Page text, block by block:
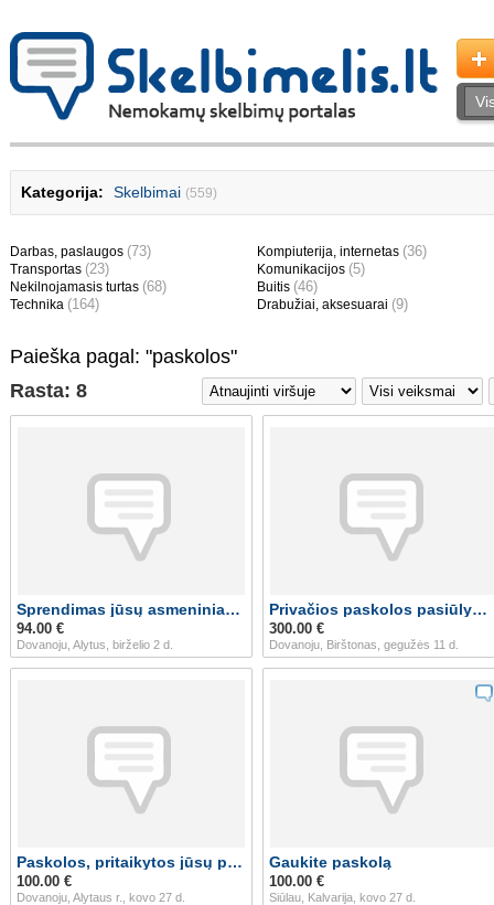
Kategorija: Skelbimai (559)
Darbas, paslaugos (73)
Transportas (23)
Nekilnojamasis turtas (68)
Technika (164)
Kompiuterija, internetas (36)
Komunikacijos (5)
Buitis (46)
Drabužiai, aksesuarai (9)
Paieška pagal: "paskolos"
Rasta: 8
Sprendimas jūsų asmeniniams ir verslo projektams
94.00 €
Dovanoju, Alytus, birželio 2 d.
Privačios paskolos pasiūlymas
300.00 €
Dovanoju, Birštonas, gegužės 11 d.
Paskolos, pritaikytos jūsų poreikiams
100.00 €
Dovanoju, Alytaus r., kovo 27 d.
Gaukite paskolą
100.00 €
Siūlau, Kalvarija, kovo 27 d.